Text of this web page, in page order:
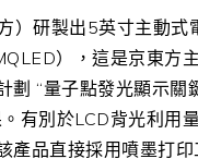
）研製出5英寸主動式
），這是京東方
劃 “量子點發光顯示關
有別於LCD背光利用
產品直接採用噴墨打